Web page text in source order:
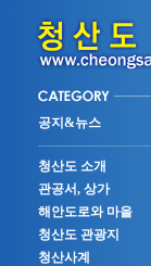
공지&뉴스
청산도 소개
관공서, 상가
해안도로와 마을
청산도 관광지
청산사계